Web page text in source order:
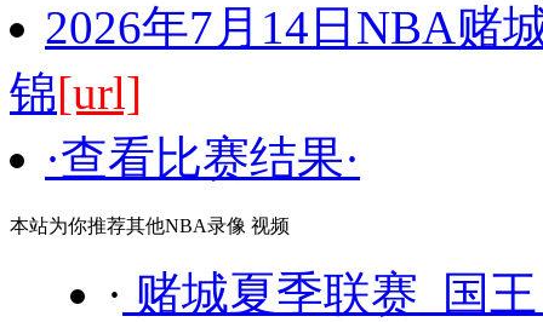
2026年7月14日NBA赌
锦[url]
·查看比赛结果·
本站为你推荐其他NBA录像 视频
· 赌城夏季联赛 国